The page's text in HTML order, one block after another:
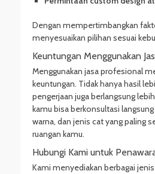
Dengan mempertimbangkan
menyesuaikan pilihan sesuai
Keuntungan Menggunakan
Menggunakan jasa profesional
keuntungan. Tidak hanya hasil
pengerjaan juga berlangsung
kamu bisa berkonsultasi
warna, dan jenis cat yang paling
ruangan kamu.
Hubungi Kami untuk
Kami menyediakan berbagai